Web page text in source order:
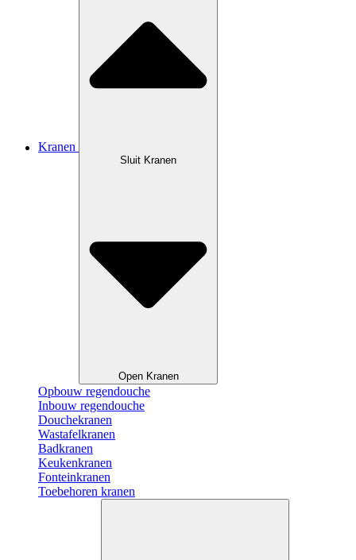
Kranen
Sluit Kranen
Open Kranen
Opbouw regendouche
Inbouw regendouche
Douchekranen
Wastafelkranen
Badkranen
Keukenkranen
Fonteinkranen
Toebehoren kranen